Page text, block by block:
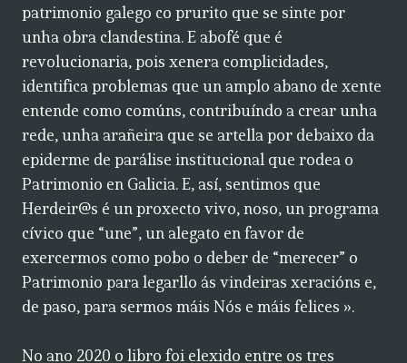
patrimonio galego co prurito que se sinte por
unha obra clandestina. E abofé que é
revolucionaria, pois xenera complicidades,
identifica problemas que un amplo abano de xente
entende como comúns, contribuíndo a crear unha
rede, unha arañeira que se artella por debaixo da
epiderme de parálise institucional que rodea o
Patrimonio en Galicia. E, así, sentimos que
Herdeir@s é un proxecto vivo, noso, un programa
cívico que “une”, un alegato en favor de
exercermos como pobo o deber de “merecer” o
Patrimonio para legarllo ás vindeiras xeracións e,
de paso, para sermos máis Nós e máis felices ».
No ano 2020 o libro foi elexido entre os tres